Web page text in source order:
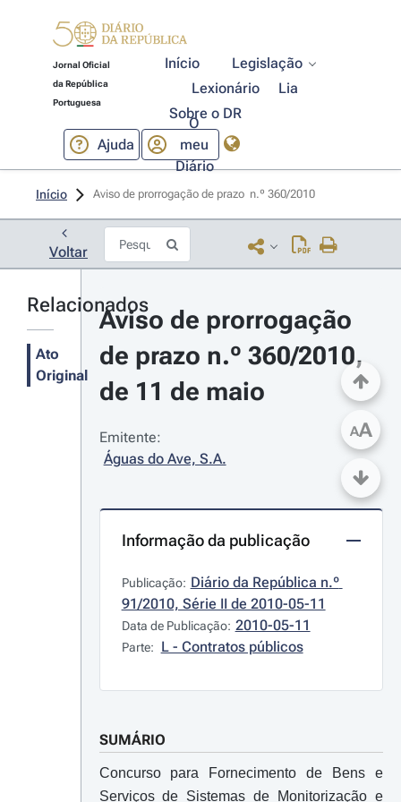
Jornal Oficial
da República
Portuguesa
Início
Legislação
Lexionário
Lia
Sobre o DR
Ajuda
O
meu
Diário
Início Aviso de prorrogação de prazo  n.º 360/2010
Voltar
Relacionados
Ato
Original
Aviso de prorrogação
de prazo n.º 360/2010,
de 11 de maio
Emitente:
Águas do Ave, S.A.
Informação da publicação
Publicação: Diário da República n.º
91/2010, Série II de 2010-05-11
Data de Publicação: 2010-05-11
Parte: L - Contratos públicos
SUMÁRIO
Concurso para Fornecimento de Bens e
Serviços de Sistemas de Monitorização e
AA